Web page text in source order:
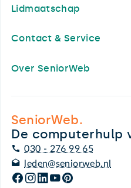
Lidmaatschap
Contact & Service
Over SeniorWeb
SeniorWeb.
De computerhulp
030 - 276 99 65
leden@seniorweb.nl